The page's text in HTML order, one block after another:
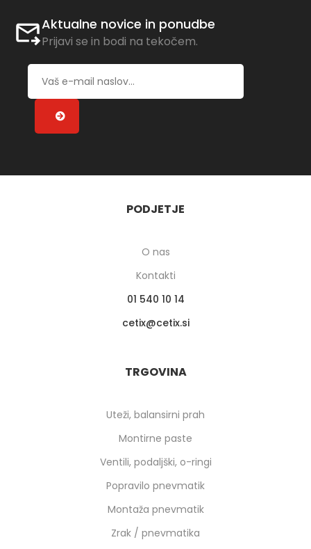
Aktualne novice in ponudbe
Prijavi se in bodi na tekočem.
PODJETJE
O nas
Kontakti
01 540 10 14
cetix
cetix.si
TRGOVINA
Uteži, balansirni prah
Montirne paste
Ventili, podaljški, o-ringi
Popravilo pnevmatik
Montaža pnevmatik
Zrak / pnevmatika